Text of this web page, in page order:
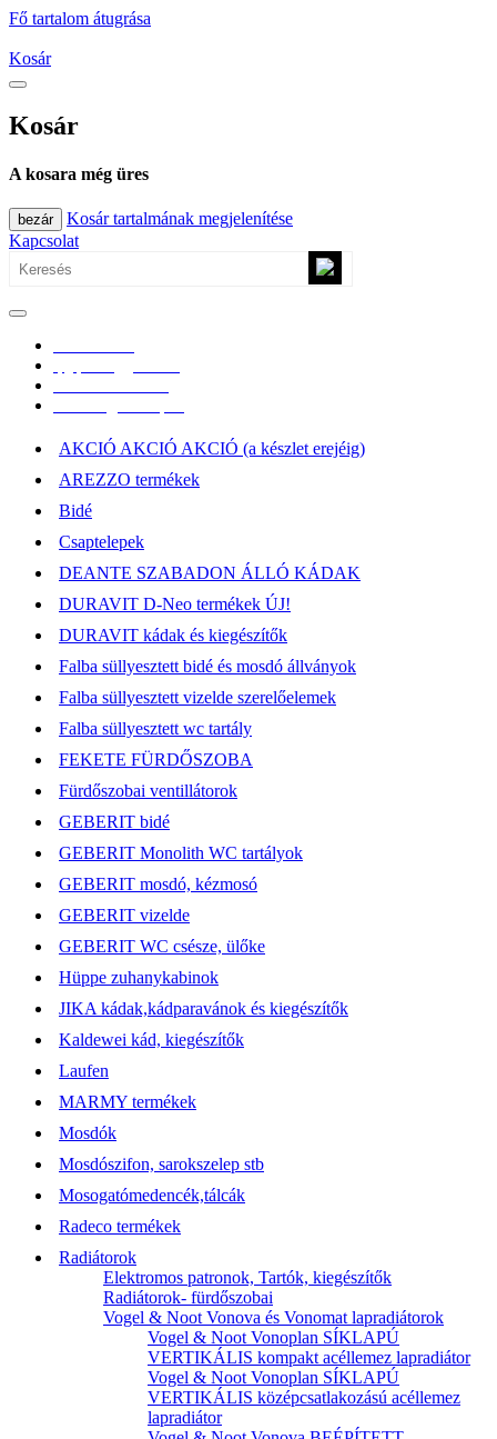
Fő tartalom átugrása
Kosár
Kosár
A kosara még üres
bezár
Kosár tartalmának megjelenítése
Kapcsolat
AKCIÓ AKCIÓ AKCIÓ (a készlet erejéig)
AREZZO termékek
Bidé
Csaptelepek
DEANTE SZABADON ÁLLÓ KÁDAK
DURAVIT D-Neo termékek ÚJ!
DURAVIT kádak és kiegészítők
Falba süllyesztett bidé és mosdó állványok
Falba süllyesztett vizelde szerelőelemek
Falba süllyesztett wc tartály
FEKETE FÜRDŐSZOBA
Fürdőszobai ventillátorok
GEBERIT bidé
GEBERIT Monolith WC tartályok
GEBERIT mosdó, kézmosó
GEBERIT vizelde
GEBERIT WC csésze, ülőke
Hüppe zuhanykabinok
JIKA kádak,kádparavánok és kiegészítők
Kaldewei kád, kiegészítők
Laufen
MARMY termékek
Mosdók
Mosdószifon, sarokszelep stb
Mosogatómedencék,tálcák
Radeco termékek
Radiátorok
Elektromos patronok, Tartók, kiegészítők
Radiátorok- fürdőszobai
Vogel & Noot Vonova és Vonomat lapradiátorok
Vogel & Noot Vonoplan SÍKLAPÚ
VERTIKÁLIS kompakt acéllemez lapradiátor
Vogel & Noot Vonoplan SÍKLAPÚ
VERTIKÁLIS középcsatlakozású acéllemez
lapradiátor